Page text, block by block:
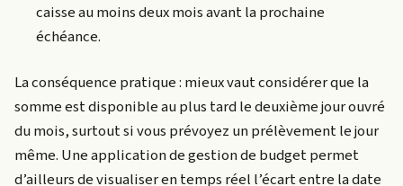
caisse au moins deux mois avant la prochaine
échéance.
La conséquence pratique : mieux vaut considérer que la
somme est disponible au plus tard le deuxième jour ouvré
du mois, surtout si vous prévoyez un prélèvement le jour
même. Une application de gestion de budget permet
d’ailleurs de visualiser en temps réel l’écart entre la date